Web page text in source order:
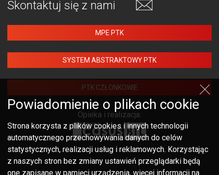
Skontaktuj się z nami
MPE PTK
SYSTEM ABSTRAKTOWY PTK
PTK CZŁONKOWIE
Opieka i realizacja:
Powiadomienie o plikach cookie
Strona korzysta z plików cookies i innych technologii
automatycznego przechowywania danych do celów
statystycznych, realizacji usług i reklamowych. Korzystając
z naszych stron bez zmiany ustawień przeglądarki będą
one zapisane w pamięci urządzenia, więcej informacji na